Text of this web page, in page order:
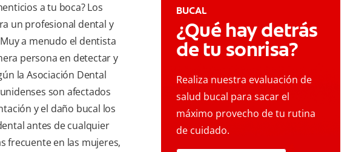
a tu boca? Los
un profesional dental y
a menudo el dentista
persona en detectar y
la Asociación Dental
son afectados
y el daño bucal los
antes de cualquier
frecuente en las mujeres,
BUCAL
¿Qué hay detrás
de tu sonrisa?
Realiza nuestra evaluación de
salud bucal para sacar el
máximo provecho de tu rutina
de cuidado.